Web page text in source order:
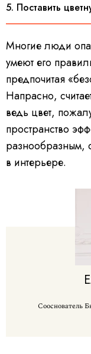
5. Поставить
Многие люди
умеют его
предпочитая
Напрасно,
ведь цвет,
пространство
разнообразным,
в интерьере.
Сооснователь